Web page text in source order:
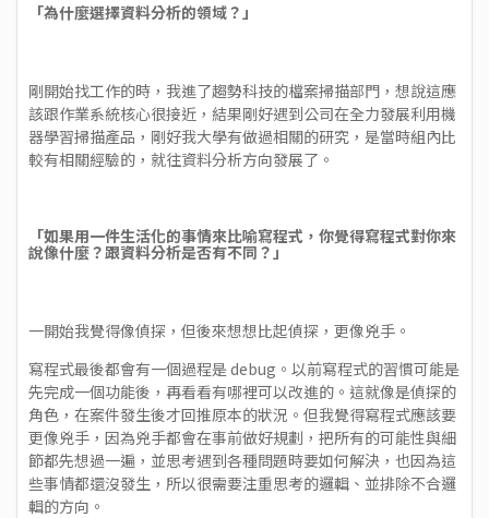
「為什麼選擇資料分析的領域？」
剛開始找工作的時，我進了趨勢科技的檔案掃描部門，想說這應
該跟作業系統核心很接近，結果剛好遇到公司在全力發展利用機
器學習掃描產品，剛好我大學有做過相關的研究，是當時組內比
較有相關經驗的，就往資料分析方向發展了。
「如果用一件生活化的事情來比喻寫程式，你覺得寫程式對你來
說像什麼？跟資料分析是否有不同？」
一開始我覺得像偵探，但後來想想比起偵探，更像兇手。
寫程式最後都會有一個過程是 debug。以前寫程式的習慣可能是
先完成一個功能後，再看看有哪裡可以改進的。這就像是偵探的
角色，在案件發生後才回推原本的狀況。但我覺得寫程式應該要
更像兇手，因為兇手都會在事前做好規劃，把所有的可能性與細
節都先想過一遍，並思考遇到各種問題時要如何解決，也因為這
些事情都還沒發生，所以很需要注重思考的邏輯、並排除不合邏
輯的方向。